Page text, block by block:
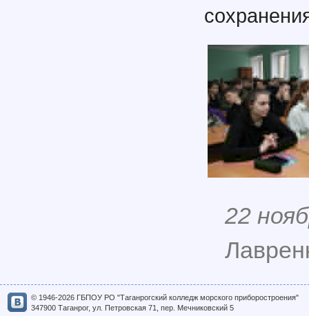
22
© 1946-2026 ГБПОУ РО "Таганрогский колледж морского приборостроения"
347900 Таганрог, ул. Петровская 71, пер. Мечниковский 5